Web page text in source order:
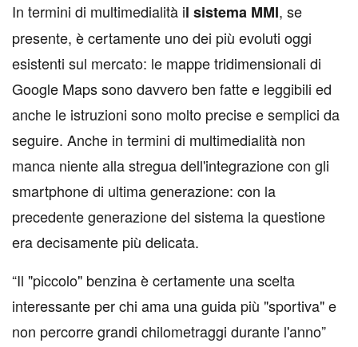
In termini di multimedialità il sistema MMI, se
presente, è certamente uno dei più evoluti oggi
esistenti sul mercato: le mappe tridimensionali di
Google Maps sono davvero ben fatte e leggibili ed
anche le istruzioni sono molto precise e semplici da
seguire. Anche in termini di multimedialità non
manca niente alla stregua dell'integrazione con gli
smartphone di ultima generazione: con la
precedente generazione del sistema la questione
era decisamente più delicata.
“Il "piccolo" benzina è certamente una scelta
interessante per chi ama una guida più "sportiva" e
non percorre grandi chilometraggi durante l'anno”